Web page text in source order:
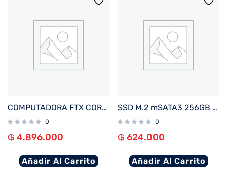
COMPUTADORA FTX CORE MAX PLUS I5/480SSD/8G/4GBVGA+MON 22″+UPS600+TECL+MOU+SPK+FILTRO
0
₲ 4.896.000
Añadir Al Carrito
SSD M.2 mSATA3 256GB KINGSTON SKC600MS/256G 550/500MB/S
0
₲ 624.000
Añadir Al Carrito